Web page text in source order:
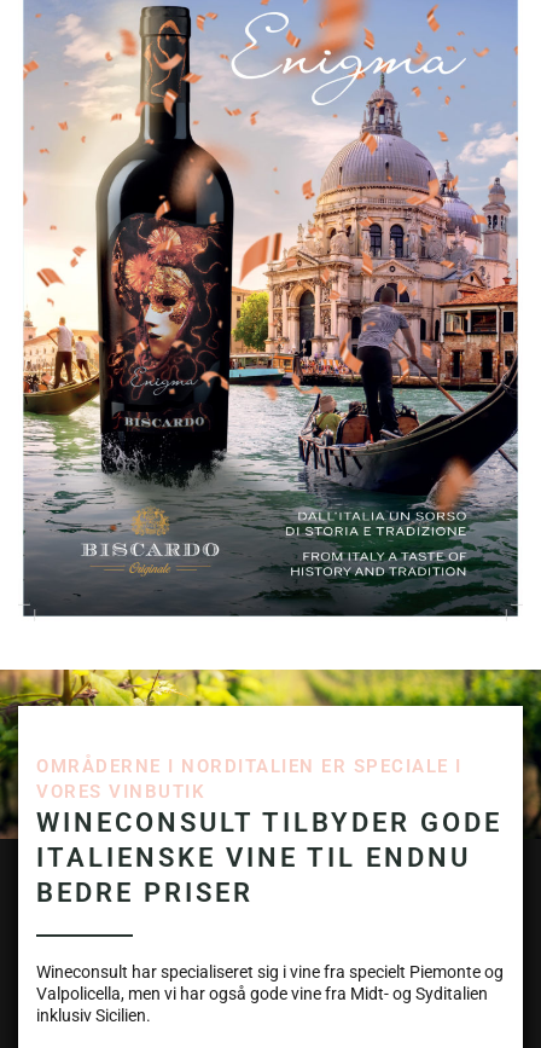
OMRÅDERNE I NORDITALIEN ER SPECIALE I
VORES VINBUTIK
WINECONSULT TILBYDER GODE
ITALIENSKE VINE TIL ENDNU
BEDRE PRISER
Wineconsult har specialiseret sig i vine fra specielt Piemonte og
Valpolicella, men vi har også gode vine fra Midt- og Syditalien
inklusiv Sicilien.